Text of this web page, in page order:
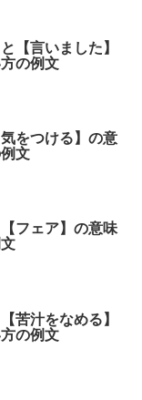
【言いました】
の例文
をつける】の意
文
フェア】の意味
苦汁をなめる】
の例文